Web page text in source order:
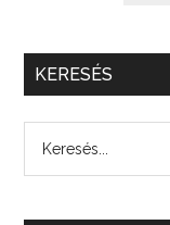
KERESÉS